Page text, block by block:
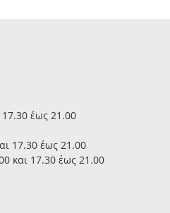
17.30 έως 21.00
17.30 έως 21.00
και 17.30 έως 21.00